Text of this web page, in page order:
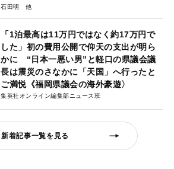
石田明
「1泊最高は11万円ではなく約17万円で
した」初の費用公開で仰天の支出が明ら
かに “日本一悪い男”と軽口の県議会議
長は震災のさなかに「天国」へ行ったと
ご満悦《福岡県議会の海外豪遊〉
集英社オンライン編集部ニュース班
新着記事一覧を見る